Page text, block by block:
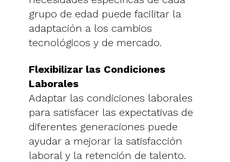
grupo de edad puede facilitar la
adaptación a los cambios
tecnológicos y de mercado.
Flexibilizar las Condiciones
Laborales
Adaptar las condiciones laborales
para satisfacer las expectativas de
diferentes generaciones puede
ayudar a mejorar la satisfacción
laboral y la retención de talento.